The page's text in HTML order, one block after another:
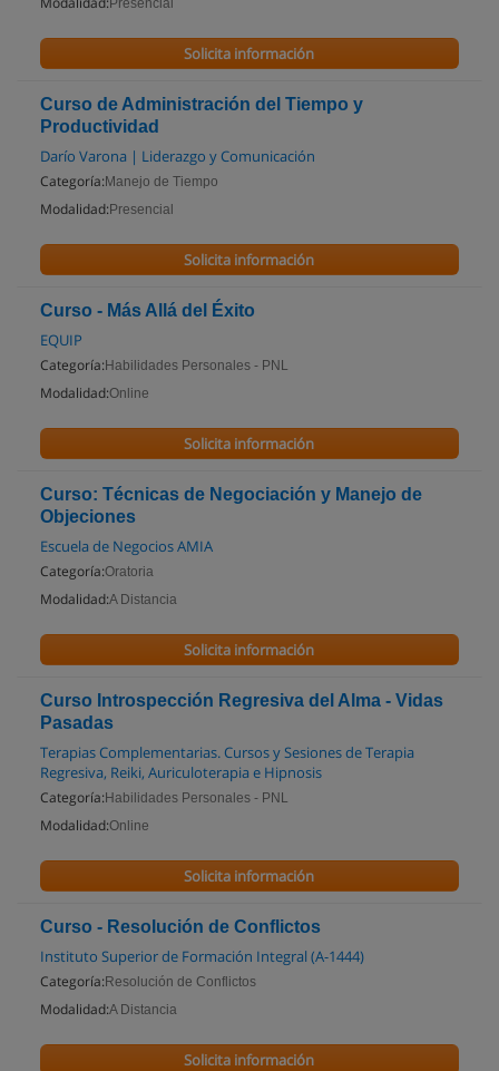
Presencial
Solicita información
Curso de Administración del Tiempo y
Productividad
Darío Varona | Liderazgo y Comunicación
Categoría: Manejo de Tiempo
Modalidad: Presencial
Solicita información
Curso - Más Allá del Éxito
EQUIP
Categoría: Habilidades Personales - PNL
Modalidad:Online
Solicita información
Curso: Técnicas de Negociación y Manejo de
Objeciones
Escuela de Negocios AMIA
Categoría:Oratoria
Modalidad:A Distancia
Solicita información
Curso Introspección Regresiva del Alma - Vidas
Pasadas
Terapias Complementarias. Cursos y Sesiones de Terapia
Regresiva, Reiki, Auriculoterapia e Hipnosis
Categoría: Habilidades Personales - PNL
Modalidad:Online
Solicita información
Curso - Resolución de Conflictos
Instituto Superior de Formación Integral (A-1444)
Categoría: Resolución de Conflictos
Modalidad:A Distancia
Solicita información